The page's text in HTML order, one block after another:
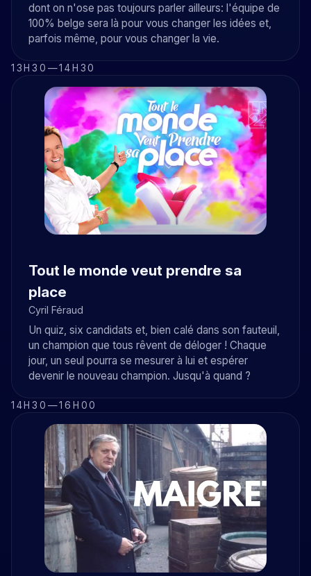
dont on n'ose pas toujours parler ailleurs: l'équipe de
100% belge sera là pour vous changer les idées et,
parfois même, pour vous changer la vie.
13H30 —14H30
Tout le monde veut prendre sa
place
Cyril Féraud
Un quiz, six candidats et, bien calé dans son fauteuil,
un champion que tous rêvent de déloger ! Chaque
jour, un seul pourra se mesurer à lui et espérer
devenir le nouveau champion. Jusqu'à quand ?
14H30 —16H00